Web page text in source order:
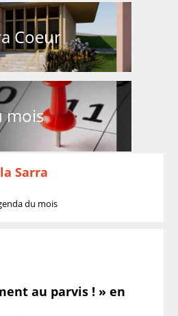
Coeur
mois
Sarra
du mois
au parvis ! » en